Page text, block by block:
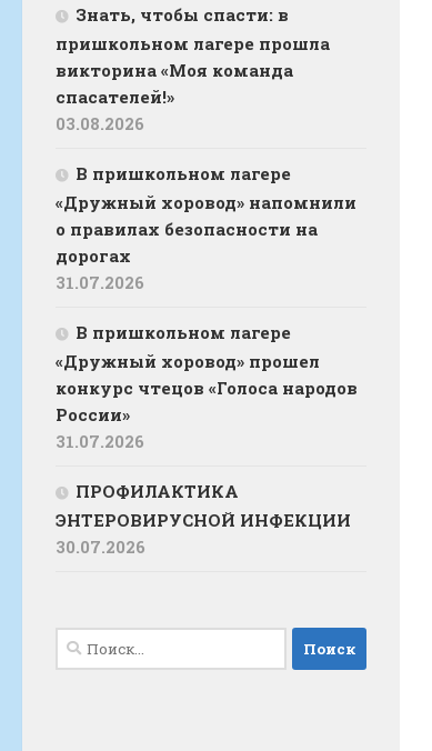
Знать, чтобы спасти: в
пришкольном лагере прошла
викторина «Моя команда
спасателей!»
03.08.2026
В пришкольном лагере
«Дружный хоровод» напомнили
о правилах безопасности на
дорогах
31.07.2026
В пришкольном лагере
«Дружный хоровод» прошел
конкурс чтецов «Голоса народов
России»
31.07.2026
ПРОФИЛАКТИКА
ЭНТЕРОВИРУСНОЙ ИНФЕКЦИИ
30.07.2026
Найти: